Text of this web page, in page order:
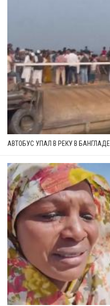
АВТОБУС УПАЛ В РЕКУ В